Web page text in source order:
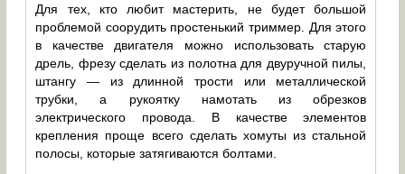
Для тех, кто любит мастерить, не будет большой
проблемой соорудить простенький триммер. Для этого
в качестве двигателя можно использовать старую
дрель, фрезу сделать из полотна для двуручной пилы,
штангу — из длинной трости или металлической
трубки, а рукоятку намотать из обрезков
электрического провода. В качестве элементов
крепления проще всего сделать хомуты из стальной
полосы, которые затягиваются болтами.